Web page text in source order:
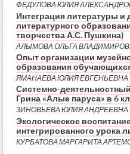
ФЕДУЛОВА ЮЛИЯ
Интеграция литературы и
литературного
творчества А.С. Пушкина)
АЛЫМОВА ОЛЬГА
Опыт организации
образования
ЯМАНАЕВА ЮЛИЯ ЕВГЕНЬЕВНА
Системно-
Грина «Алые паруса» в 6
ЗИНОВЬЕВА ЮЛИЯ АНДРЕЕВНА
Экологическое
интегрированного урока
КУРБАТОВА МАРГАРИТА